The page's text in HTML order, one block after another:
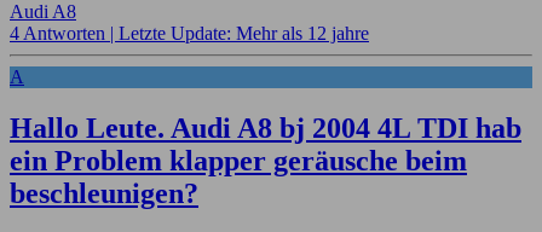
Audi A8
4 Antworten | Letzte Update: Mehr als 12 jahre
A
Hallo Leute. Audi A8 bj 2004 4L TDI hab
ein Problem klapper geräusche beim
beschleunigen?